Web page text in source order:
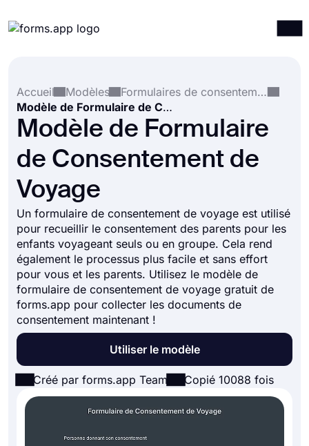
Intégrations
Modèles
Ressources
Accueil
Modèles
Formulaires de consentement
Modèle de Formulaire de Consentement de Voyage
Modèle de Formulaire
de Consentement de
Voyage
Un formulaire de consentement de voyage est utilisé
pour recueillir le consentement des parents pour les
enfants voyageant seuls ou en groupe. Cela rend
également le processus plus facile et sans effort
pour vous et les parents. Utilisez le modèle de
formulaire de consentement de voyage gratuit de
forms.app pour collecter les documents de
consentement maintenant !
Utiliser le modèle
Créé par forms.app Team Copié 10088 fois